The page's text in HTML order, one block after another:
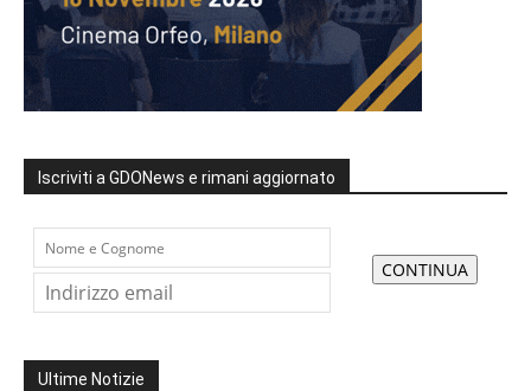
Iscriviti a GDONews e rimani aggiornato
Ultime Notizie